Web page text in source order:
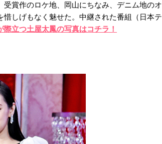
賞作のロケ地、岡山にちなみ、デニム地のオ
しげもなく魅せた。中継された番組（日本テ
立つ土屋太鳳の写真はコチラ！